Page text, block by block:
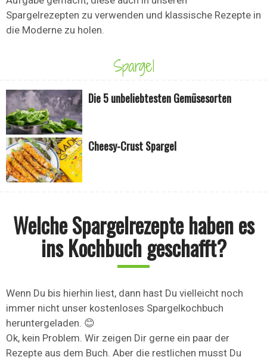
Spargelrezepten zu verwenden und klassische Rezepte in
die Moderne zu holen.
Spargel
Die 5 unbeliebtesten Gemüsesorten
Cheesy-Crust Spargel
Welche Spargelrezepte haben es
ins Kochbuch geschafft?
Wenn Du bis hierhin liest, dann hast Du vielleicht noch
immer nicht unser kostenloses Spargelkochbuch
heruntergeladen. 😊
Ok, kein Problem. Wir zeigen Dir gerne ein paar der
Rezepte aus dem Buch. Aber die restlichen musst Du